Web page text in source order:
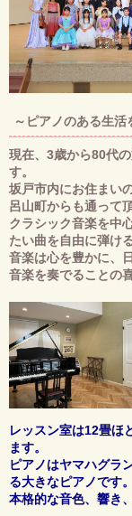
～ピアノのある生活
現在、3歳から80代
す。
坂戸市内にお住まい
呂山町からも通って
クラシック音楽を中
たい曲を自由に弾け
音楽は心を豊かに、
音楽を奏でることの
レッスン室は12畳ほ
ます。
ピアノはヤマハグラ
る大きなピアノです。
本格的な音色、響き